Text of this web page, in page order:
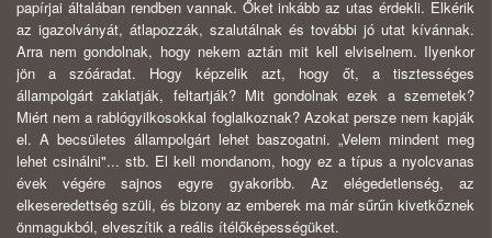
papírjai általában rendben vannak. Őket inkább az utas érdekli. Elkérik
az igazolványát, átlapozzák, szalutálnak és további jó utat kívánnak.
Arra nem gondolnak, hogy nekem aztán mit kell elviselnem. Ilyenkor
jön a szóáradat. Hogy képzelik azt, hogy őt, a tisztességes
állampolgárt zaklatják, feltartják? Mit gondolnak ezek a szemetek?
Miért nem a rablógyilkosokkal foglalkoznak? Azokat persze nem kapják
el. A becsületes állampolgárt lehet baszogatni. „Velem mindent meg
lehet csinálni"... stb. El kell mondanom, hogy ez a típus a nyolcvanas
évek végére sajnos egyre gyakoribb. Az elégedetlenség, az
elkeseredettség szüli, és bizony az emberek ma már sűrűn kivetkőznek
önmagukból, elveszítik a reális ítélőképességüket.